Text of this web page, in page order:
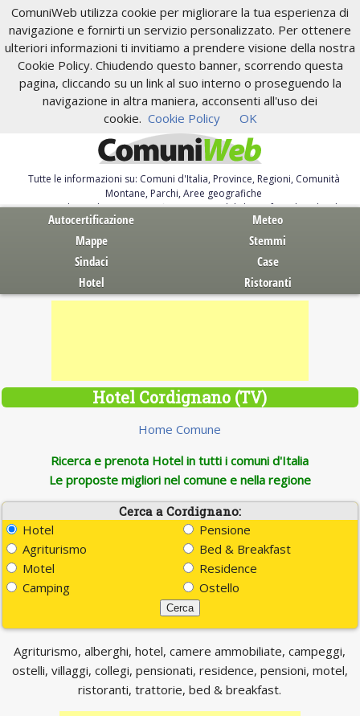
ComuniWeb utilizza cookie per migliorare la tua esperienza di
navigazione e fornirti un servizio personalizzato. Per ottenere
ulteriori informazioni ti invitiamo a prendere visione della nostra
Cookie Policy. Chiudendo questo banner, scorrendo questa
pagina, cliccando su un link al suo interno o proseguendo la
navigazione in altra maniera, acconsenti all'uso dei
cookie. Cookie Policy OK
Tutte le informazioni su: Comuni d'Italia, Province, Regioni, Comunità
Montane, Parchi, Aree geografiche
Servizi al Cittadino. Autocertificazione, moduli, leggi, free download
Autocertificazione
Meteo
Mappe
Stemmi
Sindaci
Case
Hotel
Ristoranti
Hotel Cordignano (TV)
Home Comune
Ricerca e prenota Hotel in tutti i comuni d'Italia
Le proposte migliori nel comune e nella regione
Cerca a Cordignano:
Hotel
Pensione
Agriturismo
Bed & Breakfast
Motel
Residence
Camping
Ostello
Agriturismo, alberghi, hotel, camere ammobiliate, campeggi,
ostelli, villaggi, collegi, pensionati, residence, pensioni, motel,
ristoranti, trattorie, bed & breakfast.